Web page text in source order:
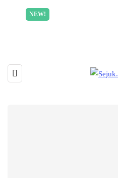
NEW!